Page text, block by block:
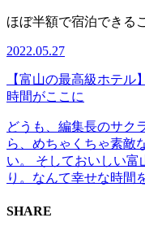
ほぼ半額で宿泊できる
2022.05.27
【富山の最高級ホテ
時間がここに
どうも、編集長のサク
ら、めちゃくちゃ素敵
い。 そしておいしい富
り。なんて幸せな時間
SHARE